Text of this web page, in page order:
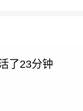
了23分钟